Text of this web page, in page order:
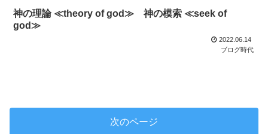
神の理論 ≪theory of god≫ 神の模索 ≪seek of
god≫
2022.06.14
ブログ時代
次のページ